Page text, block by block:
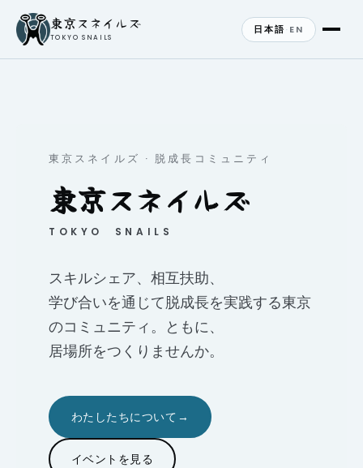
東京スネイルズ
TOKYO SNAILS
日本語· EN
東京スネイルズ · 脱成長コミュニティ
東京スネイルズ
TOKYO SNAILS
スキルシェア、相互扶助、
学び合いを通じて脱成長を実践する東京
のコミュニティ。ともに、
居場所をつくりませんか。
わたしたちについて →
イベントを見る